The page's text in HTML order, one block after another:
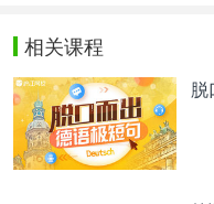
比如：jagen与sagen
heizen...
这类单词几乎不需要
步骤三：联想熟悉的单
相关课程
脱